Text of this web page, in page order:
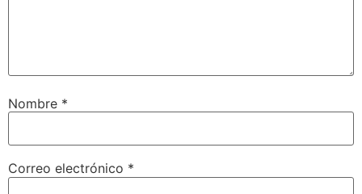
Nombre *
Correo electrónico *